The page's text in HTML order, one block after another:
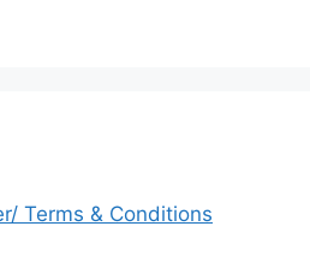
Terms & Conditions